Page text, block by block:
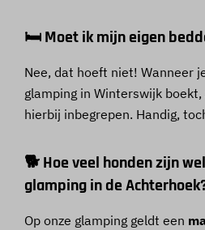
🛏️ Moet ik mijn eigen
Nee, dat hoeft niet! Wanneer
glamping in Winterswijk
hierbij inbegrepen. Handig,
🐕 Hoe veel honden zijn
glamping in de
Op onze glamping geldt een